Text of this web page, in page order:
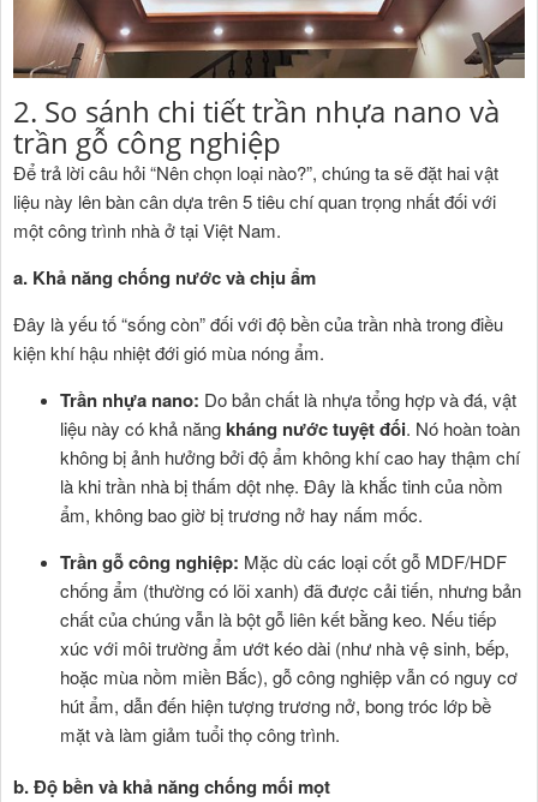
2. So sánh chi tiết trần nhựa nano và
trần gỗ công nghiệp
Để trả lời câu hỏi “Nên chọn loại nào?”, chúng ta sẽ đặt hai vật
liệu này lên bàn cân dựa trên 5 tiêu chí quan trọng nhất đối với
một công trình nhà ở tại Việt Nam.
a. Khả năng chống nước và chịu ẩm
Đây là yếu tố “sống còn” đối với độ bền của trần nhà trong điều
kiện khí hậu nhiệt đới gió mùa nóng ẩm.
Trần nhựa nano: Do bản chất là nhựa tổng hợp và đá, vật
liệu này có khả năngkháng nước tuyệt đối. Nó hoàn toàn
không bị ảnh hưởng bởi độ ẩm không khí cao hay thậm chí
là khi trần nhà bị thấm dột nhẹ. Đây là khắc tinh của nồm
ẩm, không bao giờ bị trương nở hay nấm mốc.
Trần gỗ công nghiệp: Mặc dù các loại cốt gỗ MDF/HDF
chống ẩm (thường có lõi xanh) đã được cải tiến, nhưng bản
chất của chúng vẫn là bột gỗ liên kết bằng keo. Nếu tiếp
xúc với môi trường ẩm ướt kéo dài (như nhà vệ sinh, bếp,
hoặc mùa nồm miền Bắc), gỗ công nghiệp vẫn có nguy cơ
hút ẩm, dẫn đến hiện tượng trương nở, bong tróc lớp bề
mặt và làm giảm tuổi thọ công trình.
b. Độ bền và khả năng chống mối mọt